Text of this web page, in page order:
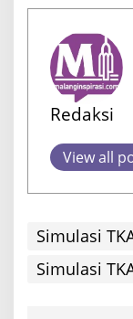
Redaksi
View all
Simulasi
Simulasi